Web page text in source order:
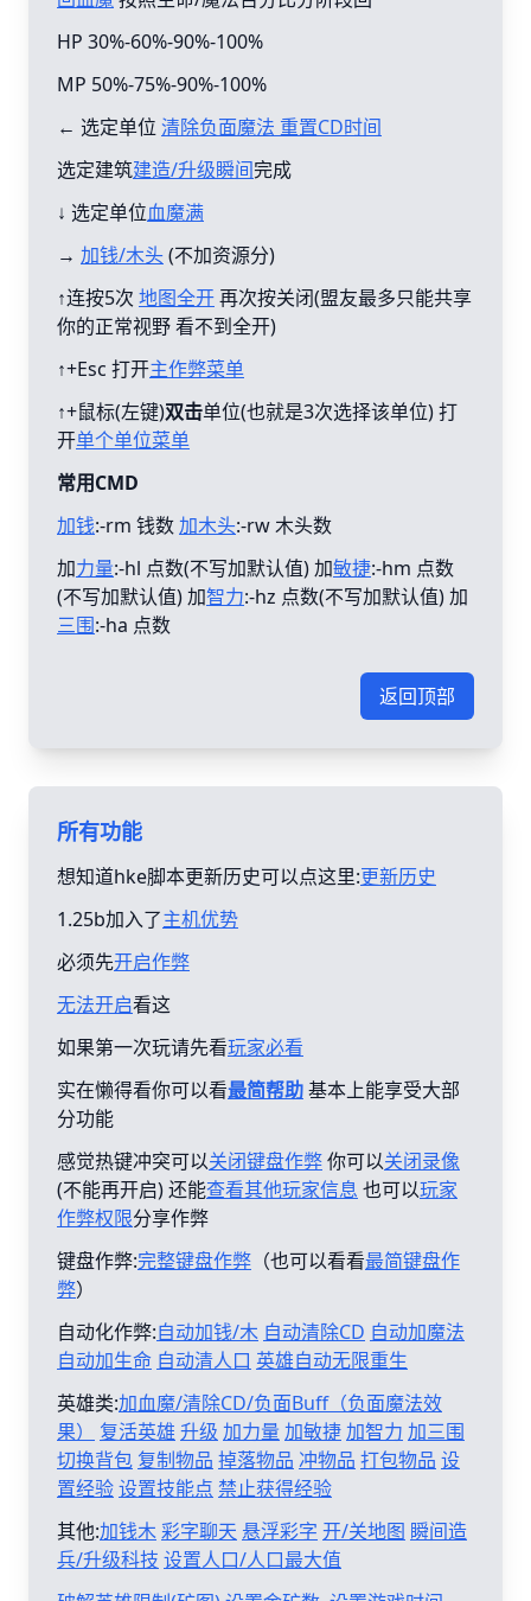
HP 30%-60%-90%-100%
MP 50%-75%-90%-100%
← 选定单位 清除负面魔法 重置CD时间
选定建筑建造/升级瞬间完成
↓ 选定单位血魔满
→ 加钱/木头(不加资源分)
↑连按5次 地图全开再次按关闭(盟友最多只能共享
你的正常视野 看不到全开)
↑+Esc 打开主作弊菜单
↑+鼠标(左键)双击单位(也就是3次选择该单位) 打
开单个单位菜单
常用CMD
加钱:-rm 钱数加木头:-rw 木头数
加力量:-hl 点数(不写加默认值) 加敏捷:-hm 点数
(不写加默认值) 加智力:-hz 点数(不写加默认值) 加
三围:-ha 点数
返回顶部
所有功能
想知道hke脚本更新历史可以点这里:更新历史
1.25b加入了主机优势
必须先开启作弊
无法开启看这
如果第一次玩请先看玩家必看
实在懒得看你可以看最简帮助基本上能享受大部
分功能
感觉热键冲突可以关闭键盘作弊你可以关闭录像
(不能再开启) 还能查看其他玩家信息 也可以玩家
作弊权限分享作弊
键盘作弊:完整键盘作弊 （也可以看看最简键盘作
弊）
自动化作弊:自动加钱/木 自动清除CD 自动加魔法
自动加生命 自动清人口 英雄自动无限重生
英雄类:加血魔/清除CD/负面Buff（负面魔法效
果）
复活英雄 升级 加力量 加敏捷加智力 加三围
切换背包 复制物品 掉落物品 冲物品 打包物品 设
置经验设置技能点 禁止获得经验
其他:加钱木彩字聊天 悬浮彩字 开/关地图 瞬间造
兵/升级科技 设置人口/人口最大值